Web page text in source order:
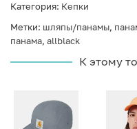
Категория: Кепки
Метки: шляпы/панамы,
панама, allblack
К этому